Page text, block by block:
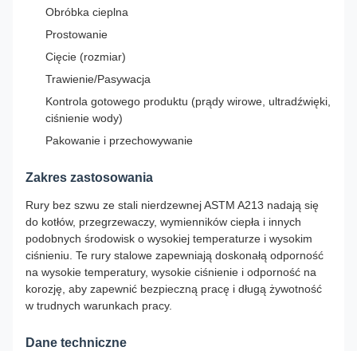
Obróbka cieplna
Prostowanie
Cięcie (rozmiar)
Trawienie/Pasywacja
Kontrola gotowego produktu (prądy wirowe, ultradźwięki,
ciśnienie wody)
Pakowanie i przechowywanie
Zakres zastosowania
Rury bez szwu ze stali nierdzewnej ASTM A213 nadają się
do kotłów, przegrzewaczy, wymienników ciepła i innych
podobnych środowisk o wysokiej temperaturze i wysokim
ciśnieniu. Te rury stalowe zapewniają doskonałą odporność
na wysokie temperatury, wysokie ciśnienie i odporność na
korozję, aby zapewnić bezpieczną pracę i długą żywotność
w trudnych warunkach pracy.
Dane techniczne